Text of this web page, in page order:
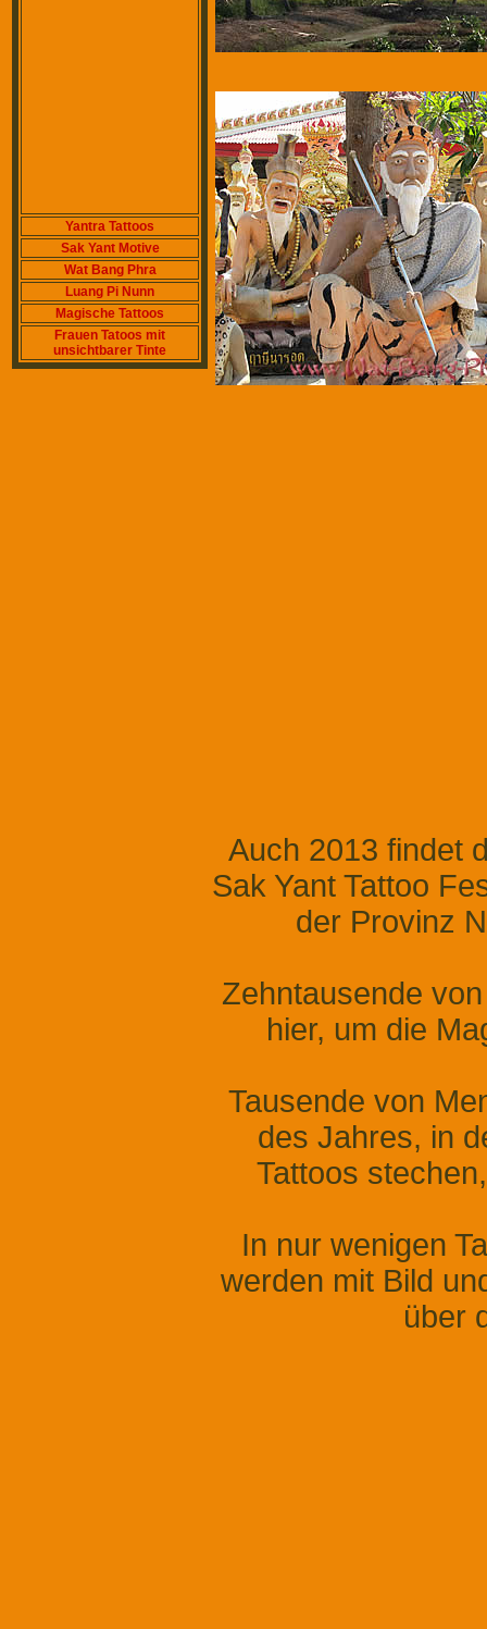
Yantra Tattoos
Sak Yant Motive
Wat Bang Phra
Luang Pi Nunn
Magische Tattoos
Frauen Tatoos mit
unsichtbarer Tinte
Auch 2013 findet
Sak Yant Tattoo
der Provinz
Zehntausende
hier, um die
Tausende von
des Jahres, in
Tattoos
In nur wenigen
werden mit Bild
über